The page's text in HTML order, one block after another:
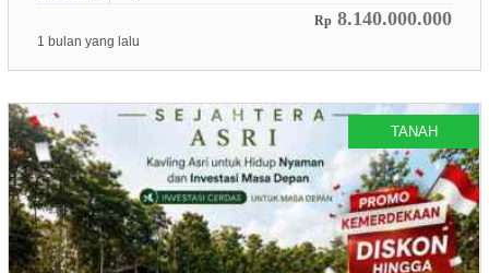
Rp 8.140.000.000
1 bulan yang lalu
TANAH